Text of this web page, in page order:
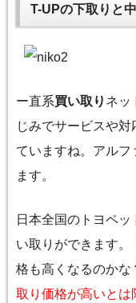
T-UPの下取りと
ー直系買い取り ネッ
じみでサービスや
ていますね。アル
ます。
日本全国のトヨペ
い取りができます
格も高くなるのかな
取り価格が高いとは